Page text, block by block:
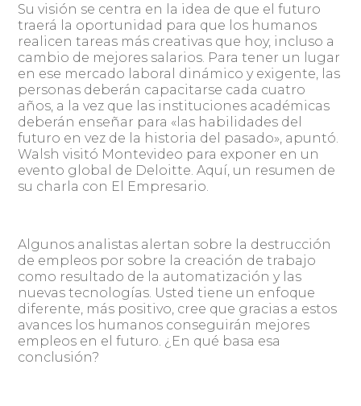
Su visión se centra en la idea de que el futuro
traerá la oportunidad para que los humanos
realicen tareas más creativas que hoy, incluso a
cambio de mejores salarios. Para tener un lugar
en ese mercado laboral dinámico y exigente, las
personas deberán capacitarse cada cuatro
años, a la vez que las instituciones académicas
deberán enseñar para «las habilidades del
futuro en vez de la historia del pasado», apuntó.
Walsh visitó Montevideo para exponer en un
evento global de Deloitte. Aquí, un resumen de
su charla con El Empresario.
Algunos analistas alertan sobre la destrucción
de empleos por sobre la creación de trabajo
como resultado de la automatización y las
nuevas tecnologías. Usted tiene un enfoque
diferente, más positivo, cree que gracias a estos
avances los humanos conseguirán mejores
empleos en el futuro. ¿En qué basa esa
conclusión?